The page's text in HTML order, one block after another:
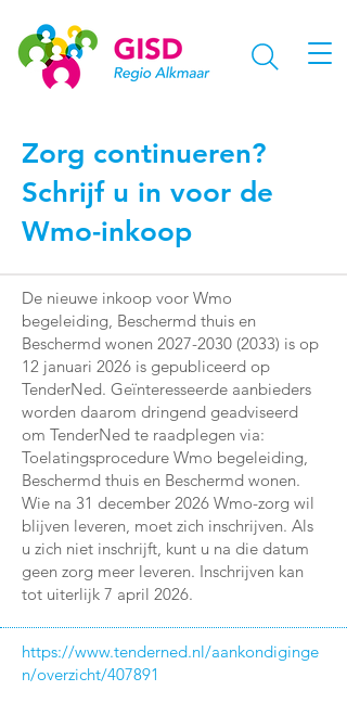
Zorg continueren?
Schrijf u in voor de
Wmo-inkoop
De nieuwe inkoop voor Wmo
begeleiding, Beschermd thuis en
Beschermd wonen 2027-2030 (2033) is op
12 januari 2026 is gepubliceerd op
TenderNed. Geïnteresseerde aanbieders
worden daarom dringend geadviseerd
om TenderNed te raadplegen via:
Toelatingsprocedure Wmo begeleiding,
Beschermd thuis en Beschermd wonen.
Wie na 31 december 2026 Wmo-zorg wil
blijven leveren, moet zich inschrijven. Als
u zich niet inschrijft, kunt u na die datum
geen zorg meer leveren. Inschrijven kan
tot uiterlijk 7 april 2026.
https://www.tenderned.nl/aankondiginge
n/overzicht/407891